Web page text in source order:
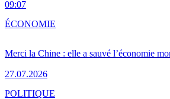
09:07
Merci la Chine : elle a sauvé l’économie
27.07.2026
ÉCONOMIE
POLITIQUE